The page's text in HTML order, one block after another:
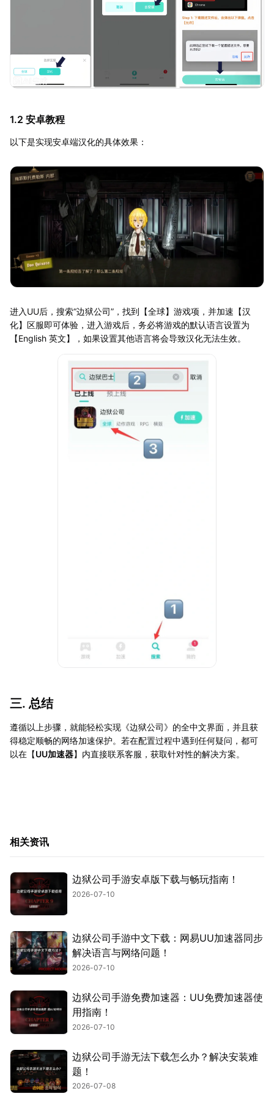
1.2 安卓教程
以下是实现安卓端汉化的具体效果：
进入UU后，搜索“边狱公司”，找到【全球】游戏项，并加速【汉
化】区服即可体验，进入游戏后，务必将游戏的默认语言设置为
【English 英文】，如果设置其他语言将会导致汉化无法生效。
三. 总结
遵循以上步骤，就能轻松实现《边狱公司》的全中文界面，并且获
得稳定顺畅的网络加速保护。若在配置过程中遇到任何疑问，都可
以在【UU加速器】内直接联系客服，获取针对性的解决方案。
相关资讯
边狱公司手游安卓版下载与畅玩指南！
2026-07-10
边狱公司手游中文下载：网易UU加速器同步
解决语言与网络问题！
2026-07-10
边狱公司手游免费加速器：UU免费加速器使
用指南！
2026-07-10
边狱公司手游无法下载怎么办？解决安装难
题！
2026-07-08